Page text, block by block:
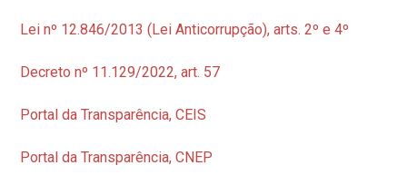
Lei nº 12.846/2013 (Lei Anticorrupção), arts. 2º e 4º
Decreto nº 11.129/2022, art. 57
Portal da Transparência, CEIS
Portal da Transparência, CNEP